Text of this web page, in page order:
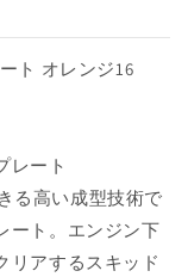
ート オレンジ16
レート
る高い成型技術で
ート。エンジン下
リアするスキッド